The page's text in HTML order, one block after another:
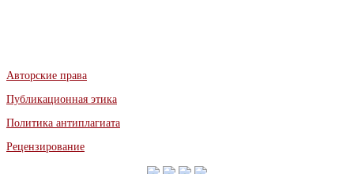
Авторские права
Публикационная этика
Политика антиплагиата
Рецензирование